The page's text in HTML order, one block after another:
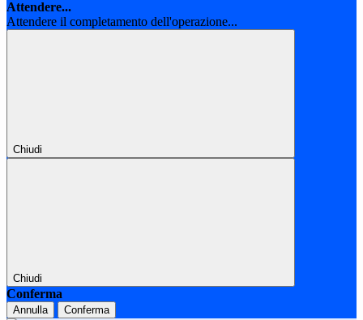
Attendere...
Attendere il completamento dell'operazione...
Chiudi
Chiudi
Conferma
Annulla Conferma